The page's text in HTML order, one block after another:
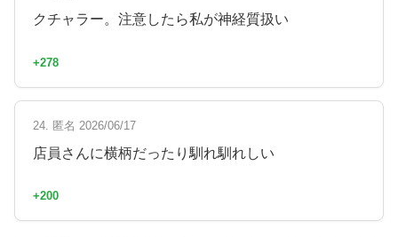
クチャラー。注意したら私が神経質扱い
+278
24. 匿名 2026/06/17
店員さんに横柄だったり馴れ馴れしい
+200